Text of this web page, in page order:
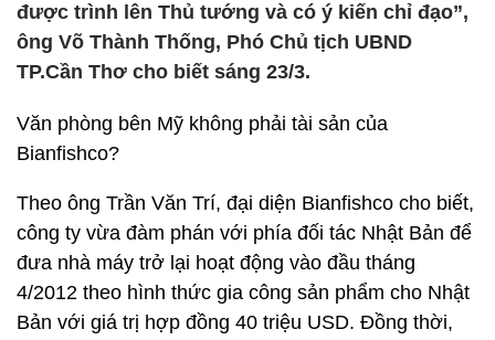
được trình lên Thủ tướng và có ý kiến chỉ đạo”,
ông Võ Thành Thống, Phó Chủ tịch UBND
TP.Cần Thơ cho biết sáng 23/3.
Văn phòng bên Mỹ không phải tài sản của
Bianfishco?
Theo ông Trần Văn Trí, đại diện Bianfishco cho biết,
công ty vừa đàm phán với phía đối tác Nhật Bản để
đưa nhà máy trở lại hoạt động vào đầu tháng
4/2012 theo hình thức gia công sản phẩm cho Nhật
Bản với giá trị hợp đồng 40 triệu USD. Đồng thời,